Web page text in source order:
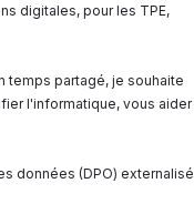
digitales, pour les TPE,
temps partagé, je souhaite
l'informatique, vous aider
données (DPO) externalisé